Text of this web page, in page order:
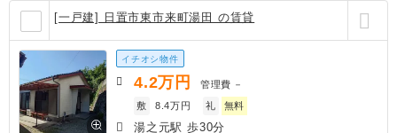
[一戸建] 日置市東市来町湯田 の賃貸
イチオシ物件
4.2万円 管理費 －
敷
8.4万円 礼 無料
湯之元駅 歩30分